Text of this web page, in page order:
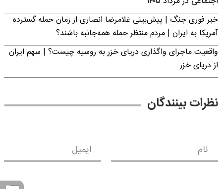
خبر فوری جنگ | پیش‌بینی غلامرضا انصاری از زمان حمله گسترده
آمریکا به ایران | مردم منتظر حمله همه‌جانبه باشند؟
واقعیت ماجرای واگذاری دریای خزر به روسیه چیست؟ | سهم ایران
از دریای خزر
نظرات بینندگان
نام ایمیل